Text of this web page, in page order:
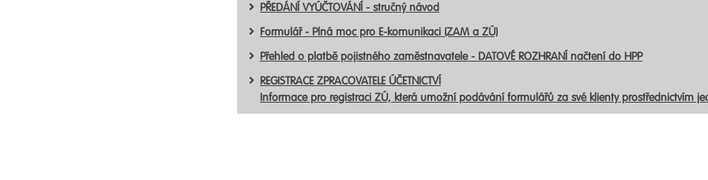
PŘEDÁNÍ VYÚČTOVÁNÍ - stručný návod
Formulář - Plná moc pro E-komunikaci (ZAM a ZÚ)
Přehled o platbě pojistného zaměstnavatele - DATOVÉ ROZHRANÍ načtení do HPP
REGISTRACE ZPRACOVATELE ÚČETNICTVÍ
Informace pro registraci ZÚ, která umožní podávání formulářů za své klienty prostřednictvím